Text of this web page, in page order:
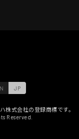
JP
株式会社の登録商標です。
Reserved.